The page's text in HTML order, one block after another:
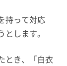
持って対応
します。
とき、「白衣